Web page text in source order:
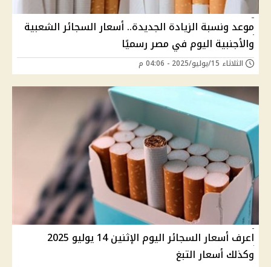
موعد ونسبة الزيادة الجديدة.. أسعار السجائر الشعبية
والأجنبية اليوم في مصر رسميًا
الثلاثاء 15/يوليو/2025 - 04:06 م
اعرف أسعار السجائر اليوم الإثنين 14 يوليو 2025
وكذلك أسعار التبغ